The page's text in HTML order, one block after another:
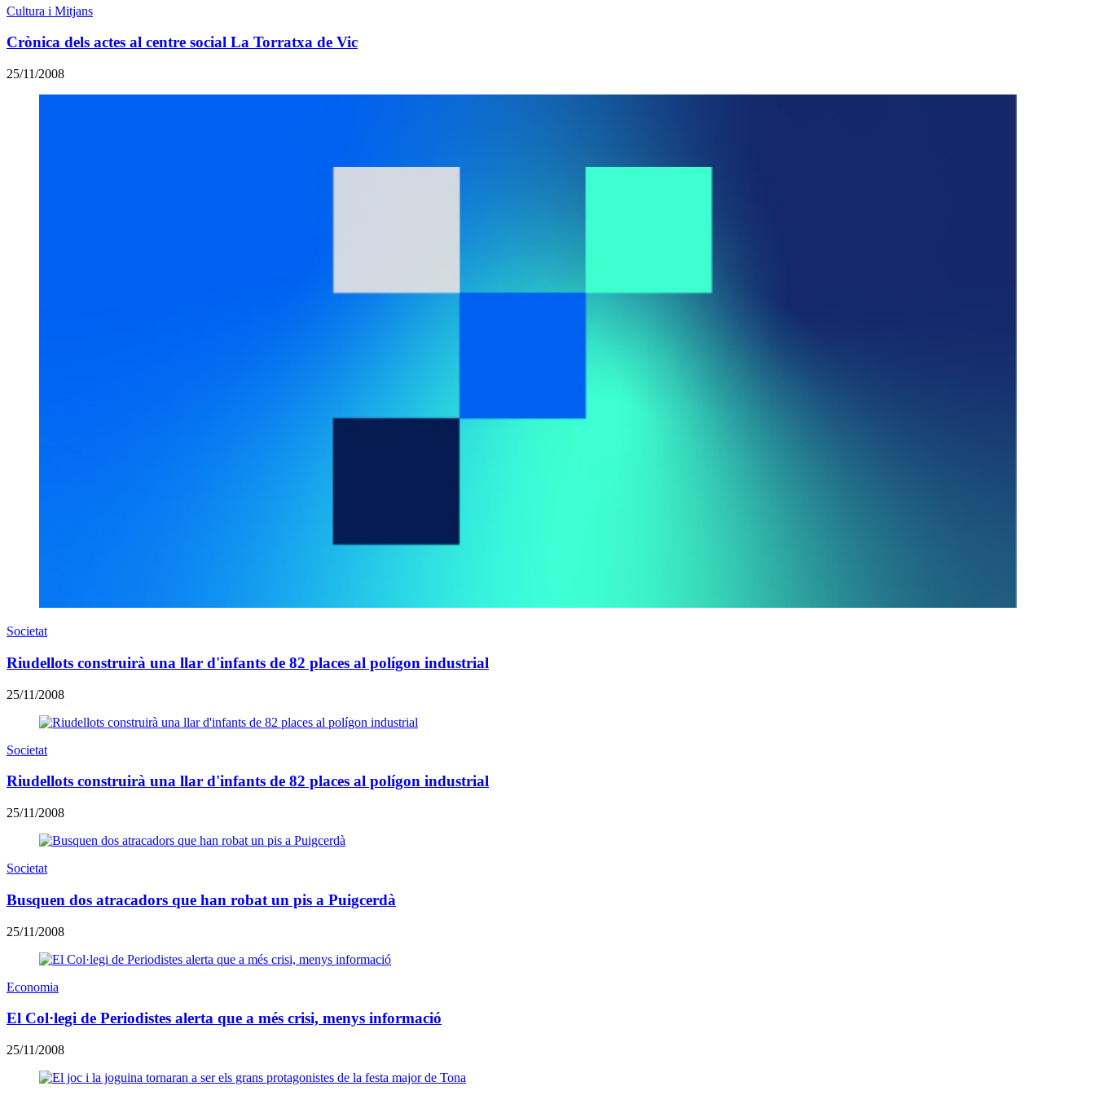
Cultura i Mitjans
Crònica dels actes al centre social La Torratxa de Vic
25/11/2008
Societat
Riudellots construirà una llar d'infants de 82 places al polígon industrial
25/11/2008
Societat
Riudellots construirà una llar d'infants de 82 places al polígon industrial
25/11/2008
Societat
Busquen dos atracadors que han robat un pis a Puigcerdà
25/11/2008
Economia
El Col·legi de Periodistes alerta que a més crisi, menys informació
25/11/2008